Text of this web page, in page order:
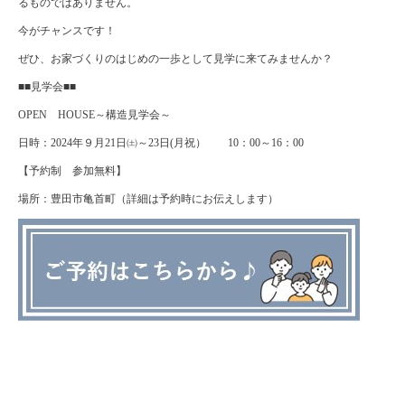
るものではありません。
今がチャンスです！
ぜひ、お家づくりのはじめの一歩として見学に来てみませんか？
■■見学会■■
OPEN HOUSE～構造見学会～
日時：2024年９月21日㈯～23日(月祝） 10：00～16：00
【予約制 参加無料】
場所：豊田市亀首町（詳細は予約時にお伝えします）